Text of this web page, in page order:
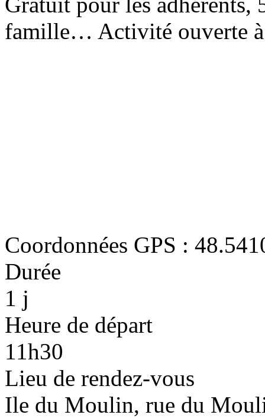
famille… Activité ouverte
Coordonnées GPS :
Durée
1 j
Heure de départ
11h30
Lieu de rendez-vous
Ile du Moulin, rue du